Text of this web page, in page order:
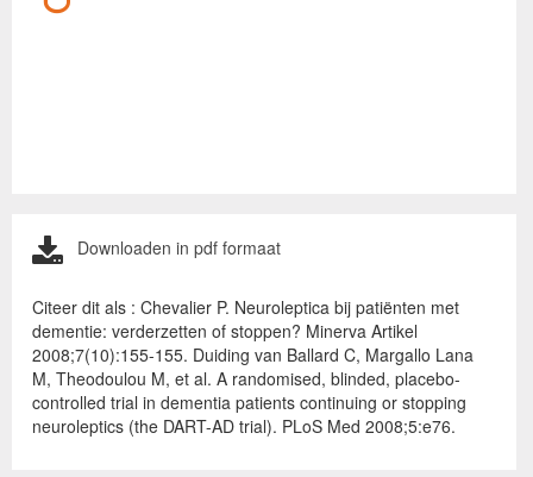
Downloaden in pdf formaat
Citeer dit als : Chevalier P. Neuroleptica bij patiënten met
dementie: verderzetten of stoppen? Minerva Artikel
2008;7(10):155-155. Duiding van Ballard C, Margallo Lana
M, Theodoulou M, et al. A randomised, blinded, placebo-
controlled trial in dementia patients continuing or stopping
neuroleptics (the DART-AD trial). PLoS Med 2008;5:e76.